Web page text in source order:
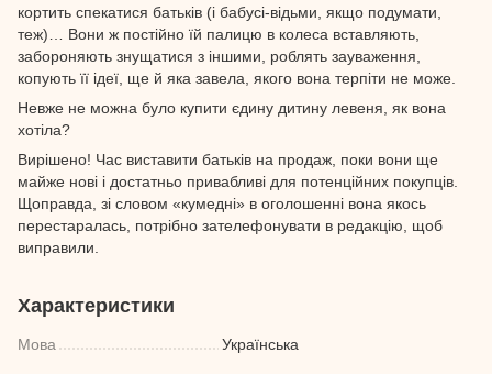
кортить спекатися батьків (і бабусі-відьми, якщо подумати,
теж)… Вони ж постійно їй палицю в колеса вставляють,
забороняють знущатися з іншими, роблять зауваження,
копують її ідеї, ще й яка завела, якого вона терпіти не може.
Невже не можна було купити єдину дитину левеня, як вона
хотіла?
Вирішено! Час виставити батьків на продаж, поки вони ще
майже нові і достатньо привабливі для потенційних покупців.
Щоправда, зі словом «кумедні» в оголошенні вона якось
перестаралась, потрібно зателефонувати в редакцію, щоб
виправили.
Характеристики
Мова Українська